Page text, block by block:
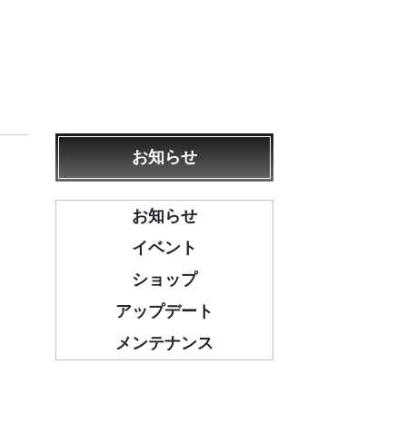
お知らせ
お知らせ
イベント
ショップ
アップデート
メンテナンス